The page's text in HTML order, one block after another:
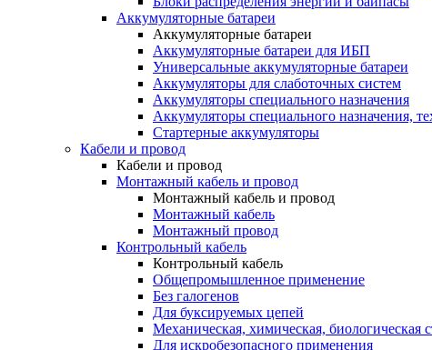
Аккумуляторные батареи
Аккумуляторные батареи
Аккумуляторные батареи для ИБП
Универсальные аккумуляторные батареи
Аккумуляторы для слаботочных систем
Аккумуляторы специального назначения
Аккумуляторы специального назначения,
Стартерные аккумуляторы
Кабели и провод
Кабели и провод
Монтажный кабель и провод
Монтажный кабель и провод
Монтажный кабель
Монтажный провод
Контрольный кабель
Контрольный кабель
Общепромышленное применение
Без галогенов
Для буксируемых цепей
Механическая, химическая, биологическая
Для искробезопасного применения